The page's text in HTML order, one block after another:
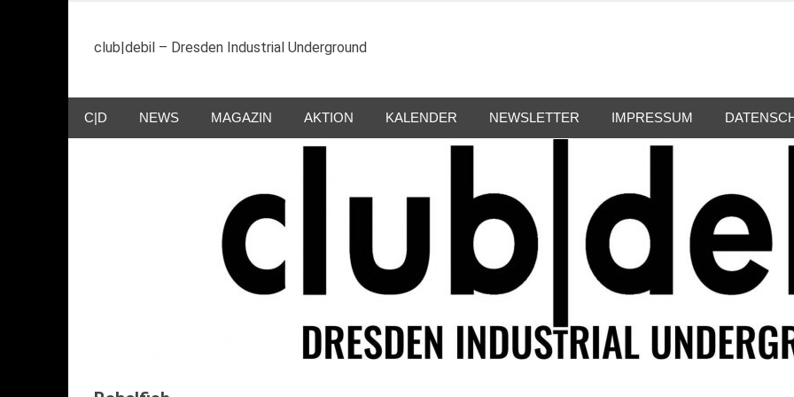
springen
club|debil – Dresden Industrial Underground
C|D NEWS MAGAZIN AKTION KALENDER NEWSLETTER IMPRESSUM